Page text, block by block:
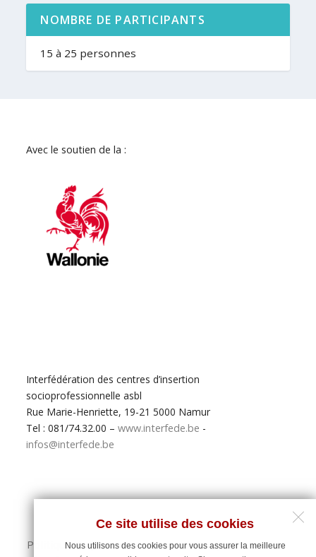
Ce site utilise des cookies
Nous utilisons des cookies pour vous assurer la meilleure
NOMBRE DE PARTICIPANTS
15 à 25 personnes
Avec le soutien de la :
Interfédération des centres d’insertion
socioprofessionnelle asbl
Rue Marie-Henriette, 19-21 5000 Namur
Tel : 081/74.32.00 –www.interfede.be -
infos@interfede.be
Politique de protection des données personnelles